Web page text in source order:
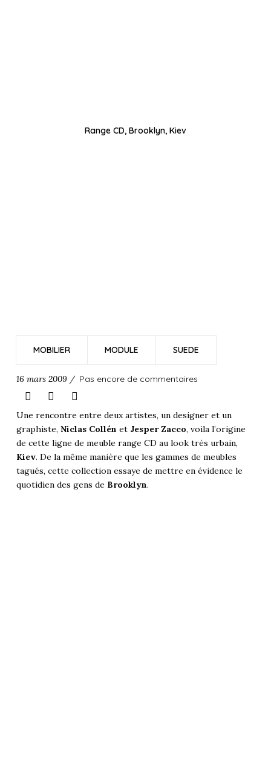
Range CD, Brooklyn, Kiev
MOBILIER MODULE SUEDE
16 mars 2009 / Pas encore de commentaires
Une rencontre entre deux artistes, un designer et un
graphiste, Niclas Collén et Jesper Zacco, voila l’origine
de cette ligne de meuble range CD au look très urbain,
Kiev. De la même manière que les gammes de meubles
tagués, cette collection essaye de mettre en évidence le
quotidien des gens de Brooklyn.